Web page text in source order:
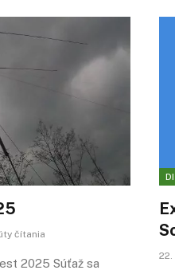
čítania
2025 Súťaž sa